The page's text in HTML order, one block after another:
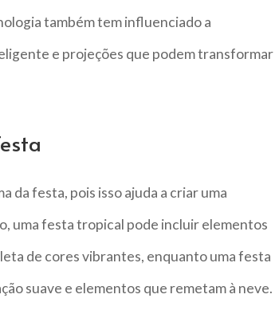
também tem influenciado a
e projeções que podem transformar
da festa, pois isso ajuda a criar uma
uma festa tropical pode incluir elementos
de cores vibrantes, enquanto uma festa
suave e elementos que remetam à neve.